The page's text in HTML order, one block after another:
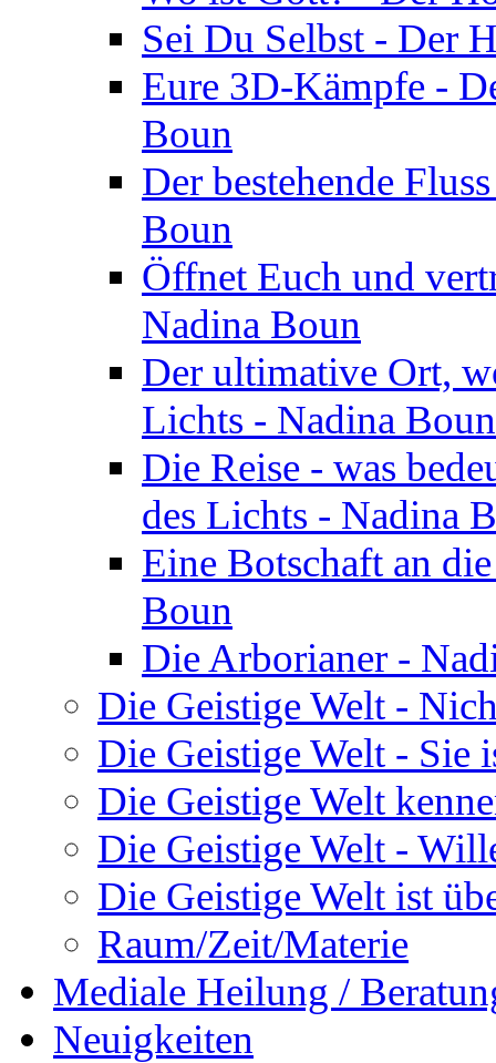
Sei Du Selbst - Der
Eure 3D-Kämpfe -
Boun
Der bestehende
Boun
Öffnet Euch und
Nadina Boun
Der ultimative Ort,
Lichts - Nadina Boun
Die Reise - was
des Lichts - Nadina
Eine Botschaft an
Boun
Die Arborianer -
Die Geistige Welt -
Die Geistige Welt - Sie
Die Geistige Welt
Die Geistige Welt -
Die Geistige Welt ist
Raum/Zeit/Materie
Mediale Heilung /
Neuigkeiten